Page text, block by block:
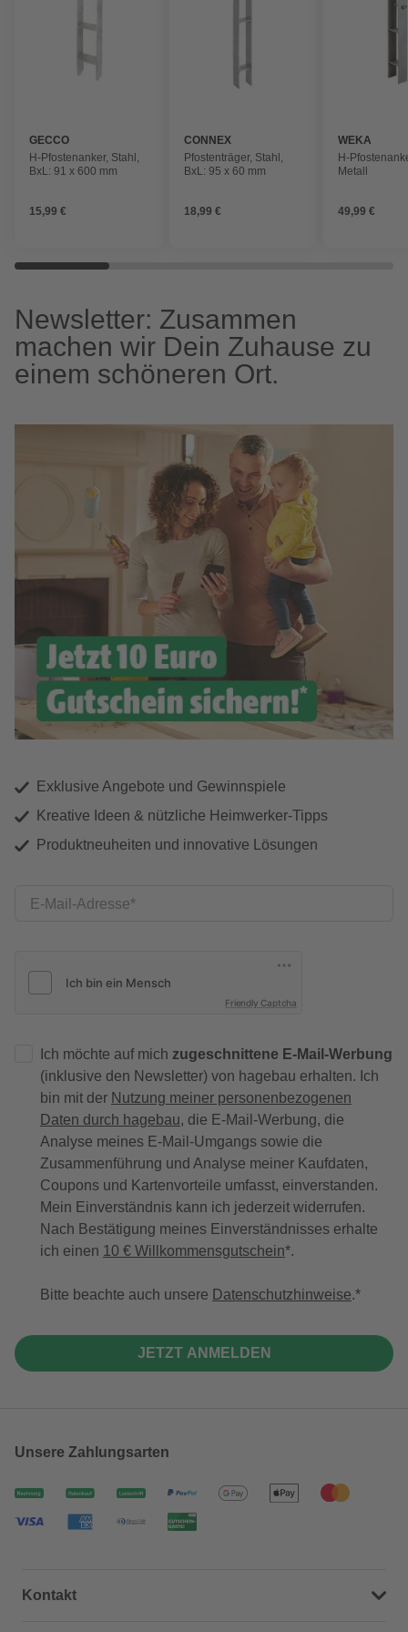
GECCO
H-Pfostenanker, Stahl,
BxL: 91 x 600 mm
15,99 €
CONNEX
Pfostenträger, Stahl,
BxL: 95 x 60 mm
18,99 €
WEKA
H-
Metall
49,99 €
Newsletter: Zusammen
machen wir Dein Zuhause zu
einem schöneren Ort.
Exklusive Angebote und Gewinnspiele
Kreative Ideen & nützliche Heimwerker-Tipps
Produktneuheiten und innovative Lösungen
E-Mail-Adresse
Friendly Captcha
Ich möchte auf mich zugeschnittene E-Mail-Werbung
(inklusive den Newsletter) von hagebau erhalten. Ich
bin mit der Nutzung meiner personenbezogenen
Daten durch hagebau, die E-Mail-Werbung, die
Analyse meines E-Mail-Umgangs sowie die
Zusammenführung und Analyse meiner Kaufdaten,
Coupons und Kartenvorteile umfasst, einverstanden.
Mein Einverständnis kann ich jederzeit widerrufen.
Nach Bestätigung meines Einverständnisses erhalte
ich einen 10 € Willkommensgutschein*.
Bitte beachte auch unsere Datenschutzhinweise.
JETZT ANMELDEN
Unsere Zahlungsarten
Kontakt